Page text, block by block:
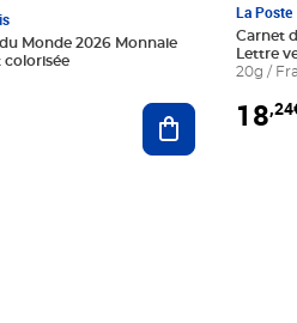
Monde 2026 Monnaie
colorisée
Ajouter au
La Poste
Carnet
Lettre
20g /
18